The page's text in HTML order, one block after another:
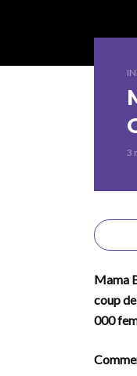
3
Mama
coup
000